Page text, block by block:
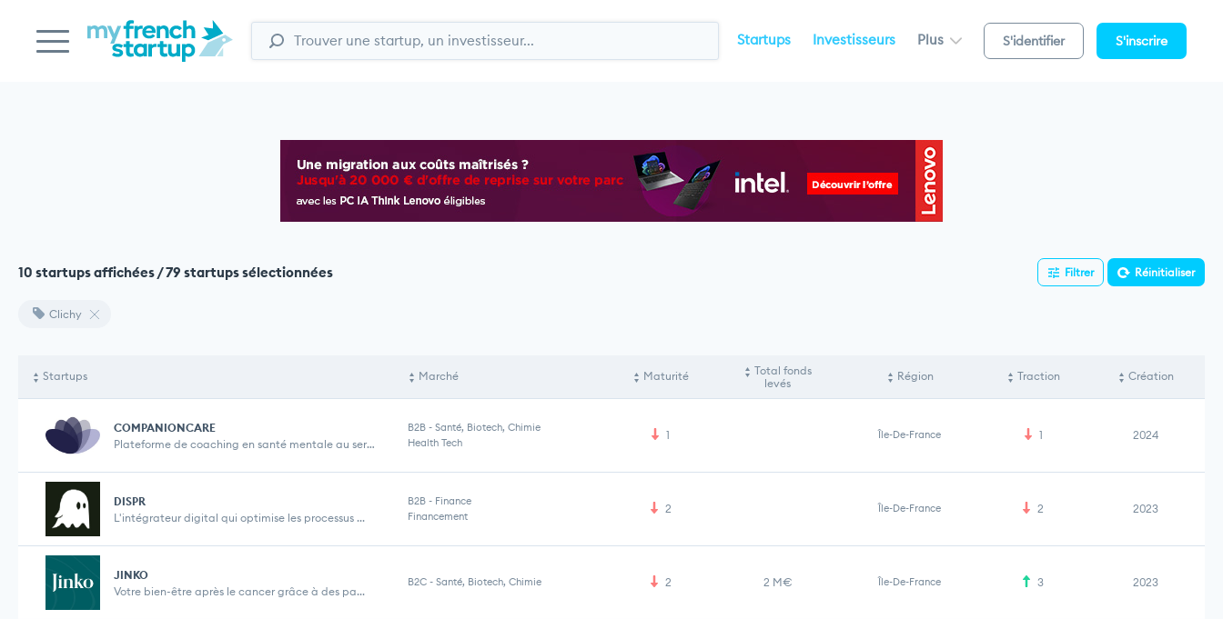
Startups Investisseurs Plus S'identifier S'inscrire
10 startups affichées / 79 startups sélectionnées Filtrer Réinitialiser
Clichy
Startups Marché Maturité
Total fonds
levés
Région Traction Création
COMPANIONCARE
Plateforme de coaching en santé mentale au servic...
B2B - Santé, Biotech, Chimie
Health Tech
1 Île-De-France 1 2024
DISPR
L'intégrateur digital qui optimise les processus ...
B2B - Finance
Financement
2 Île-De-France 2 2023
JINKO
Votre bien-être après le cancer grâce à des pa...
B2C - Santé, Biotech, Chimie 2 2 M€ Île-De-France 3 2023